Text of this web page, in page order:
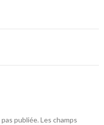
publiée. Les champs